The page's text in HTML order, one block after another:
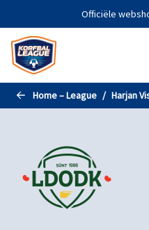
Naar de hoofdinhoud gaan
Officiële
Home – League Harjan